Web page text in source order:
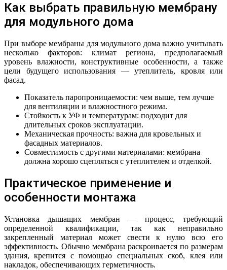
Как выбрать правильную мембрану
для модульного дома
При выборе мембраны для модульного дома важно учитывать
несколько факторов: климат региона, предполагаемый
уровень влажности, конструктивные особенности, а также
цели будущего использования — утеплитель, кровля или
фасад.
Показатель паропроницаемости: чем выше, тем лучше
для вентиляции и влажностного режима.
Стойкость к УФ и температурам: подходит для
длительных сроков эксплуатации.
Механическая прочность: важна для кровельных и
фасадных материалов.
Совместимость с другими материалами: мембрана
должна хорошо сцепляться с утеплителем и отделкой.
Практическое применение и
особенности монтажа
Установка дышащих мембран — процесс, требующий
определенной квалификации, так как неправильно
закрепленный материал может свести к нулю всю его
эффективность. Обычно мембрана раскроивается по размерам
здания, крепится с помощью специальных скоб, клея или
накладок, обеспечивающих герметичность.